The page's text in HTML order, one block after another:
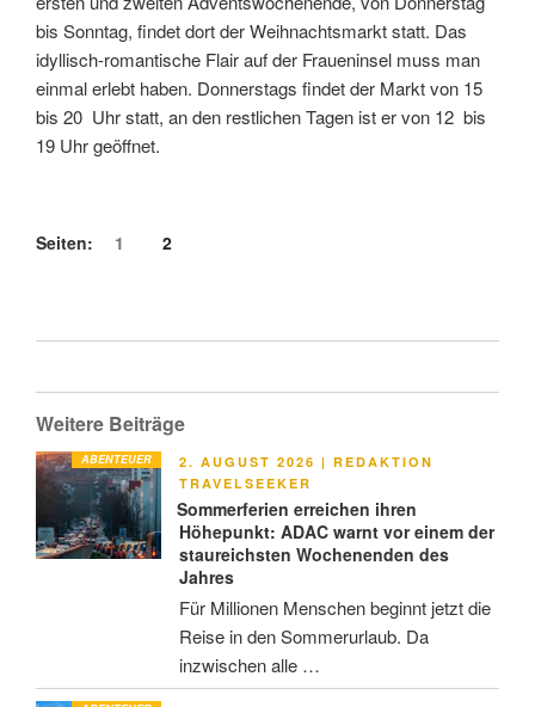
bis Sonntag, findet dort der Weihnachtsmarkt statt. Das
idyllisch-romantische Flair auf der Fraueninsel muss man
einmal erlebt haben. Donnerstags findet der Markt von 15
bis 20 Uhr statt, an den restlichen Tagen ist er von 12 bis
19 Uhr geöffnet.
Seiten: 1 2
Weitere Beiträge
ABENTEUER
VERÖFFENTLICHT
AM
2. AUGUST 2026 | REDAKTION
TRAVELSEEKER
Sommerferien erreichen ihren
Höhepunkt: ADAC warnt vor einem der
staureichsten Wochenenden des
Jahres
Für Millionen Menschen beginnt jetzt die
Reise in den Sommerurlaub. Da
inzwischen alle …